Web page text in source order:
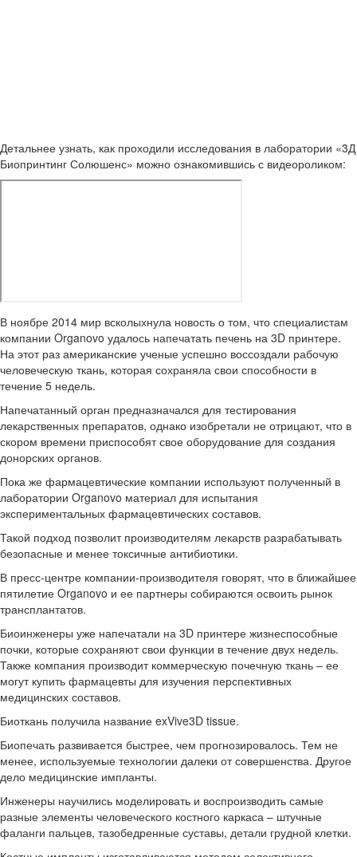
Детальнее узнать, как проходили исследования в лаборатории «3Д
Биопринтинг Солюшенс» можно ознакомившись с видеороликом:
В ноябре 2014 мир всколыхнула новость о том, что специалистам
компании Organovo удалось напечатать печень на 3D принтере.
На этот раз американские ученые успешно воссоздали рабочую
человеческую ткань, которая сохраняла свои способности в
течение 5 недель.
Напечатанный орган предназначался для тестирования
лекарственных препаратов, однако изобретали не отрицают, что в
скором времени приспособят свое оборудование для создания
донорских органов.
Пока же фармацевтические компании используют полученный в
лаборатории Organovo материал для испытания
экспериментальных фармацевтических составов.
Такой подход позволит производителям лекарств разрабатывать
безопасные и менее токсичные антибиотики.
В пресс-центре компании-производителя говорят, что в ближайшее
пятилетие Organovo и ее партнеры собираются освоить рынок
трансплантатов.
Биоинженеры уже напечатали на 3D принтере жизнеспособные
почки, которые сохраняют свои функции в течение двух недель.
Также компания производит коммерческую почечную ткань – ее
могут купить фармацевты для изучения перспективных
медицинских составов.
Биоткань получила название exVive3D tissue.
Биопечать развивается быстрее, чем прогнозировалось. Тем не
менее, используемые технологии далеки от совершенства. Другое
дело медицинские импланты.
Инженеры научились моделировать и воспроизводить самые
разные элементы человеческого костного каркаса – штучные
фаланги пальцев, тазобедренные суставы, детали грудной клетки.